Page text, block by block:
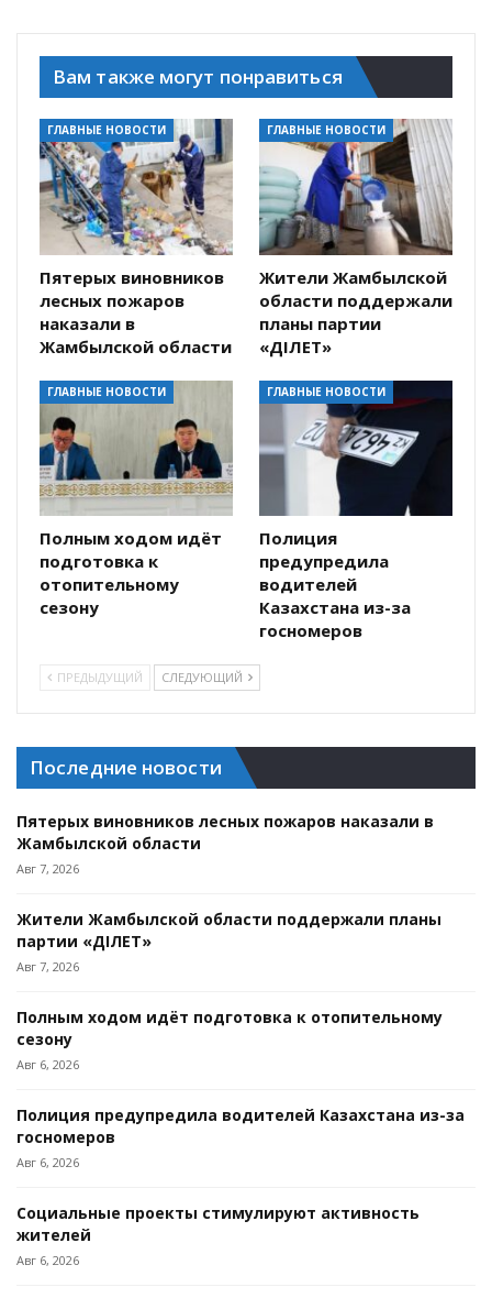
Вам также могут понравиться
ГЛАВНЫЕ НОВОСТИ
Пятерых виновников
лесных пожаров
наказали в
Жамбылской области
ГЛАВНЫЕ НОВОСТИ
Жители Жамбылской
области поддержали
планы партии
«ӘДІЛЕТ»
ГЛАВНЫЕ НОВОСТИ
Полным ходом идёт
подготовка к
отопительному
сезону
ГЛАВНЫЕ НОВОСТИ
Полиция
предупредила
водителей
Казахстана из-за
госномеров
ПРЕДЫДУЩИЙ СЛЕДУЮЩИЙ
Последние новости
Пятерых виновников лесных пожаров наказали в
Жамбылской области
Авг 7, 2026
Жители Жамбылской области поддержали планы
партии «ӘДІЛЕТ»
Авг 7, 2026
Полным ходом идёт подготовка к отопительному
сезону
Авг 6, 2026
Полиция предупредила водителей Казахстана из-за
госномеров
Авг 6, 2026
Социальные проекты стимулируют активность
жителей
Авг 6, 2026